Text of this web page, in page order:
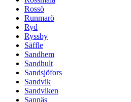
Rossö
Runmarö
Ryd
Ryssby
Säffle
Sandhem
Sandhult
Sandsjöfors
Sandvik
Sandviken
Sannäs